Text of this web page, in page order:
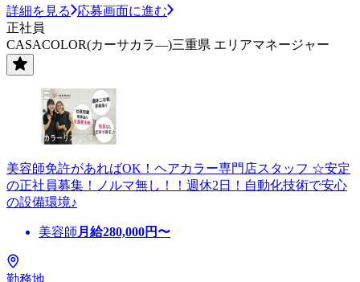
詳細を見る
応募画面に進む
正社員
CASACOLOR(カーサカラ―)三重県 エリアマネージャー
美容師免許があればOK！ヘアカラー専門店スタッフ ☆安定
の正社員募集！ノルマ無し！！週休2日！自動化技術で安心
の設備環境♪
美容師 月給280,000円〜
勤務地